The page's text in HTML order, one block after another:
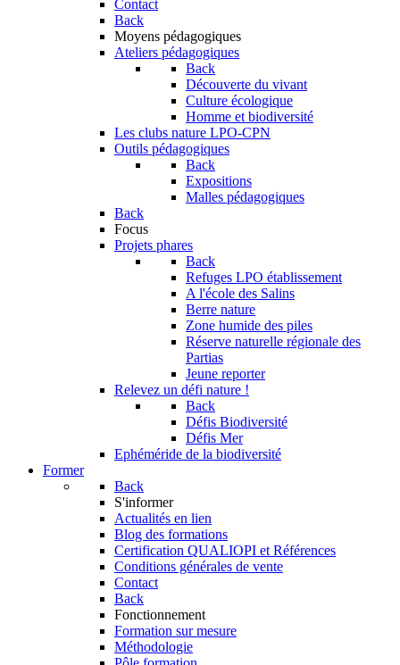
Contact
Back
Moyens pédagogiques
Ateliers pédagogiques
Back
Découverte du vivant
Culture écologique
Homme et biodiversité
Les clubs nature LPO-CPN
Outils pédagogiques
Back
Expositions
Malles pédagogiques
Back
Focus
Projets phares
Back
Refuges LPO établissement
A l'école des Salins
Berre nature
Zone humide des piles
Réserve naturelle régionale des
Partias
Jeune reporter
Relevez un défi nature !
Back
Défis Biodiversité
Défis Mer
Ephéméride de la biodiversité
Former
Back
S'informer
Actualités en lien
Blog des formations
Certification QUALIOPI et Références
Conditions générales de vente
Contact
Back
Fonctionnement
Formation sur mesure
Méthodologie